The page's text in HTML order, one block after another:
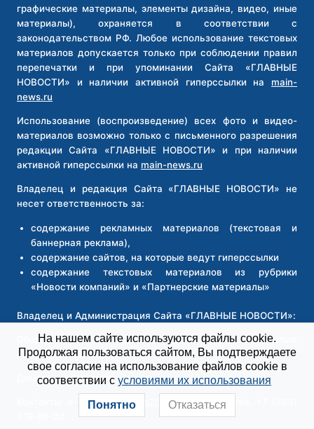
графические материалы, элементы дизайна, видео, иные
материалы), охраняется в соответствии с
законодательством РФ. Любое использование текстовых
материалов допускается только при соблюдении правил
перепечатки и при упоминании Сайта «ГЛАВНЫЕ
НОВОСТИ» и наличии активной гиперссылки на main-
news.ru
Использование (воспроизведение) всех фото и видео-
материалов возможно только с письменного разрешения
редакции Сайта «ГЛАВНЫЕ НОВОСТИ» и при наличии
активной гиперссылки на main-news.ru
Владелец и редакция Сайта «ГЛАВНЫЕ НОВОСТИ» не
несет ответственность за:
содержание рекламных материалов (текстовая и
баннерная реклама),
содержание сайтов, на которые ведут гиперссылки
содержание текстовых материалов из рубрики
«Новости компаний» и «Партнерские материалы»
Владелец и Администрация Сайта «ГЛАВНЫЕ НОВОСТИ»:
Общество с ограниченной ответственностью
«Новосибирск Медиа»
Доменное имя:main-news.ru
Контакты: e-mailmain-news2026@yandex.ru
На нашем сайте используются файлы cookie.
Продолжая пользоваться сайтом, Вы подтверждаете
свое согласие на использование файлов cookie в
соответствии с условиями их использования
Понятно Отказаться